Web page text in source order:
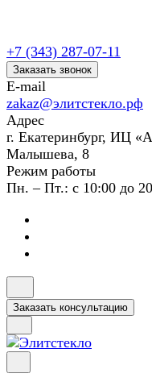
+7 (343) 287-07-11
Заказать звонок
E-mail
zakaz@элитстекло.рф
Адрес
г. Екатеринбург, ИЦ
Малышева, 8
Режим работы
Пн. – Пт.: с 10:00 до
Заказать консультацию